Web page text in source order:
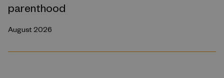
parenthood
August 2026